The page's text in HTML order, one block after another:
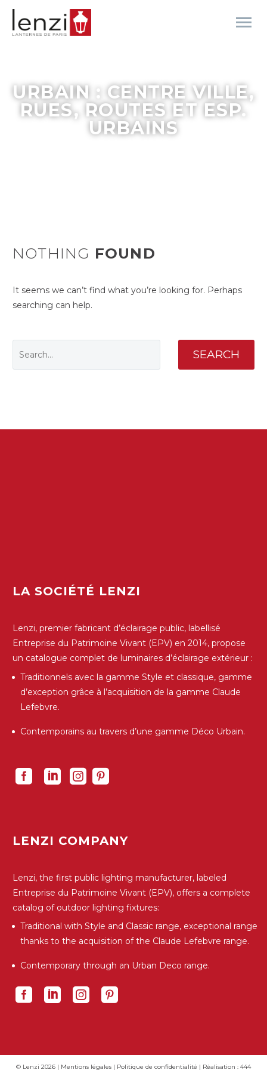
URBAIN : CENTRE VILLE,
RUES, ROUTES ET ESP.
URBAINS
NOTHING FOUND
It seems we can’t find what you’re looking for. Perhaps
searching can help.
SEARCH
LA SOCIÉTÉ LENZI
Lenzi, premier fabricant d’éclairage public, labellisé
Entreprise du Patrimoine Vivant (EPV) en 2014, propose
un catalogue complet de luminaires d’éclairage extérieur :
Traditionnels avec la gamme Style et classique, gamme
d’exception grâce à l’acquisition de la gamme Claude
Lefebvre.
Contemporains au travers d’une gamme Déco Urbain.
LENZI COMPANY
Lenzi, the first public lighting manufacturer, labeled
Entreprise du Patrimoine Vivant (EPV), offers a complete
catalog of outdoor lighting fixtures:
Traditional with Style and Classic range, exceptional range
thanks to the acquisition of the Claude Lefebvre range.
Contemporary through an Urban Deco range.
© Lenzi 2026 | Mentions légales | Politique de confidentialité | Réalisation : 444